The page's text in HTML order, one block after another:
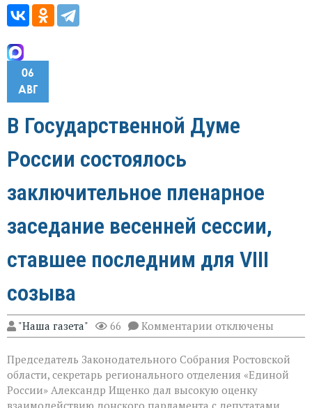
06
АВГ
В Государственной Думе
России состоялось
заключительное пленарное
заседание весенней сессии,
ставшее последним для VIII
созыва
"Наша газета" 66 Комментарии к
записи
Государственной
Думе
состоялось
отключены
Председатель Законодательного Собрания Ростовской
области, секретарь регионального отделения «Единой
России» Александр Ищенко дал высокую оценку